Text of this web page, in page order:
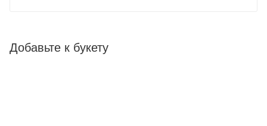
Добавьте к букету